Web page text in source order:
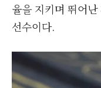
율을 지키며 뛰어
선수이다.